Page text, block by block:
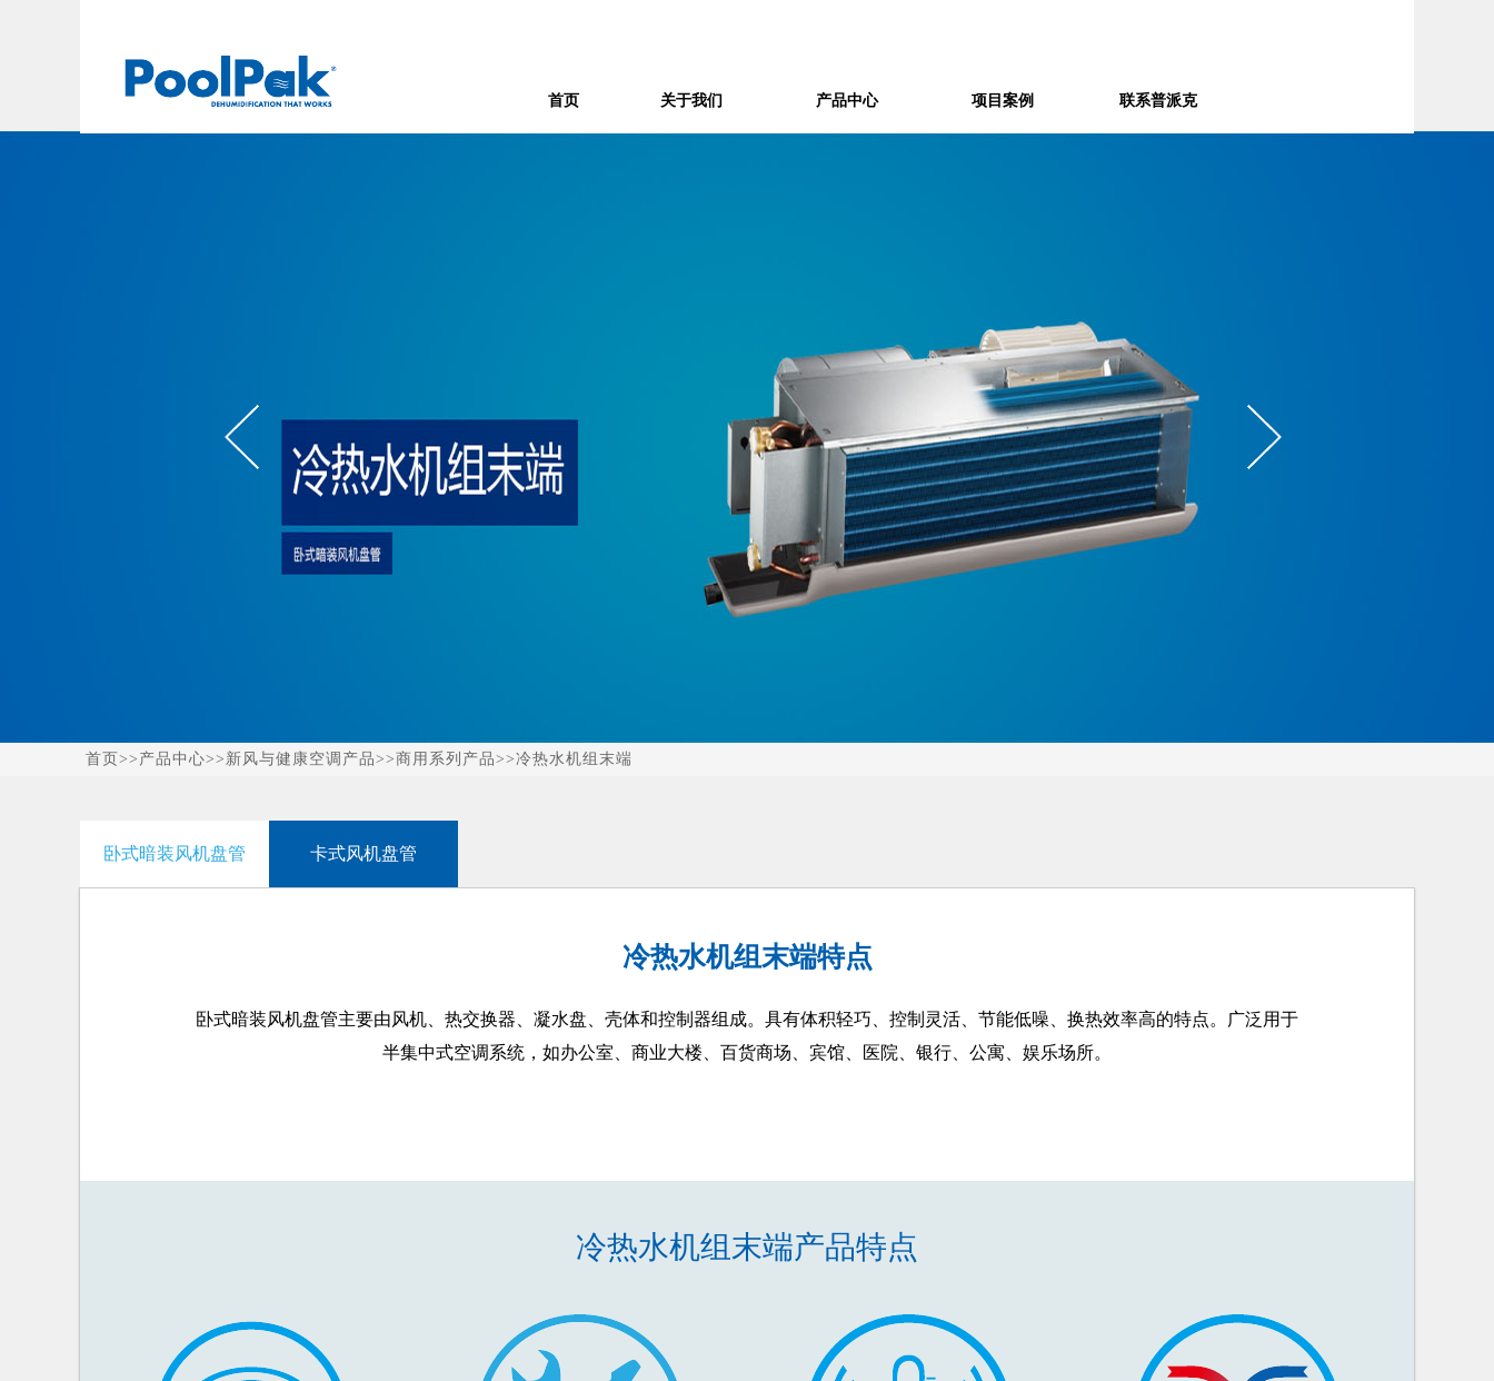
首页 关于我们 产品中心 项目案例 联系普派克
首页 >> 产品中心>> 新风与健康空调产品>>商用系列产品>>冷热水机组末端
卧式暗装风机盘管 卡式风机盘管
冷热水机组末端特点
卧式暗装风机盘管主要由风机、热交换器、凝水盘、壳体和控制器组成。具有体积轻巧、控制灵活、节能低噪、换热效率高的特点。广泛用于
半集中式空调系统，如办公室、商业大楼、百货商场、宾馆、医院、银行、公寓、娱乐场所。
冷热水机组末端产品特点